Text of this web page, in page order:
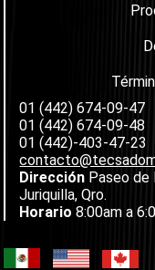
01 (442) 674-09-47
01 (442) 674-09-48
01 (442)-403-47-23
Dirección Paseo de
Juriquilla, Qro.
Horario 8:00am a